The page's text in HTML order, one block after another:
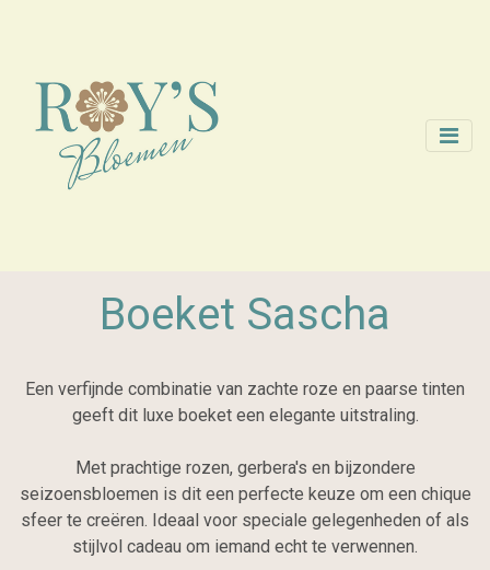
Boeket Sascha
Een verfijnde combinatie van zachte roze en paarse tinten
geeft dit luxe boeket een elegante uitstraling.
Met prachtige rozen, gerbera's en bijzondere
seizoensbloemen is dit een perfecte keuze om een chique
sfeer te creëren. Ideaal voor speciale gelegenheden of als
stijlvol cadeau om iemand echt te verwennen.